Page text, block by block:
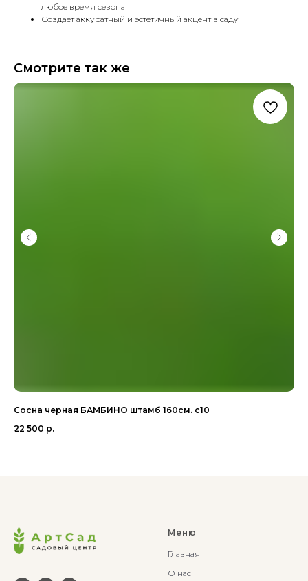
любое время сезона
Создаёт аккуратный и эстетичный акцент в саду
Смотрите так же
Сосна черная БАМБИНО штамб 160см. с10
22 500 р.
Меню
Главная
О нас